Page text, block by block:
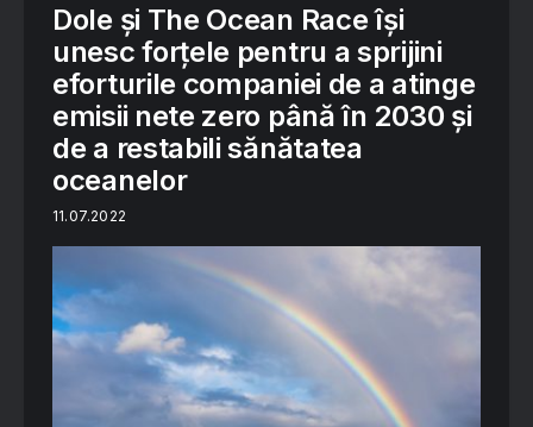
Dole și The Ocean Race își
unesc forțele pentru a sprijini
eforturile companiei de a atinge
emisii nete zero până în 2030 și
de a restabili sănătatea
oceanelor
11.07.2022